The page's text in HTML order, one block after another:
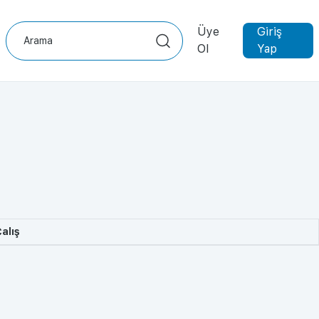
Üye
Ol
Giriş
Yap